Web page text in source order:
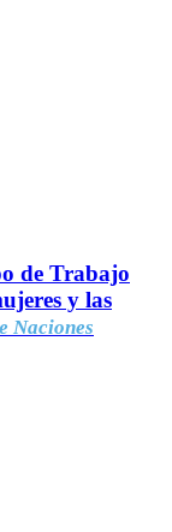
de Trabajo
y las
Naciones